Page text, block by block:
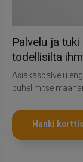
Palvelu ja tuki
todellisilta
Asiakaspalvelu
puhelimitse
Hanki